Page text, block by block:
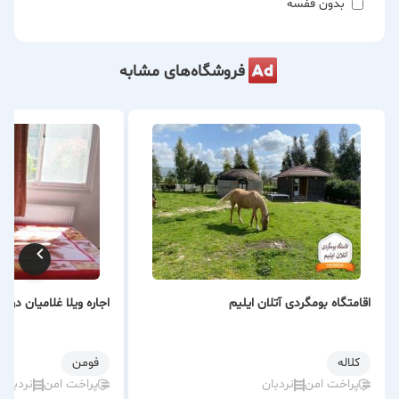
بدون قفسه
فروشگاه‌های مشابه
اقامتگاه بومگردی آتلان ایلیم
كلاله
پراخت امن
نردبان
اجاره ویلا غلامیان در
فومن
پراخت امن
نردبان